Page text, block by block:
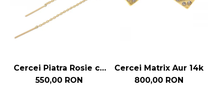
Cercei Piatra Rosie cu
Lant Aur 14k
550,00 RON
Cercei Matrix Aur 14k
800,00 RON